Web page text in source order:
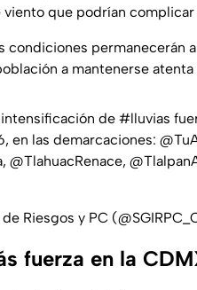
que podrían
condiciones permanecerán
a mantenerse atenta
de #lluvias
en las demarcaciones:
, @TlahuacRenace,
Riesgos y PC
fuerza en la